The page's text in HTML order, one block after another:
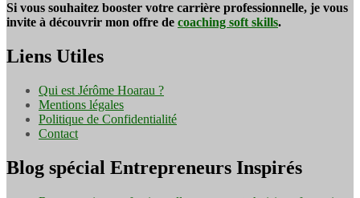
Si vous souhaitez booster votre carrière professionnelle, je vous
invite à découvrir mon offre de coaching soft skills.
Liens Utiles
Qui est Jérôme Hoarau ?
Mentions légales
Politique de Confidentialité
Contact
Blog spécial Entrepreneurs Inspirés